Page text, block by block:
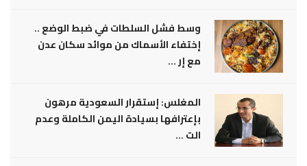
وسط فشل السلطات في ضبط الوضع ..
إختفاء الأسماك من موائد سكان عدن
مع إر ...
المغلس: إستقرار السعودية مرهون
بإعترافها بسيادة اليمن الكاملة وعدم
الت ...